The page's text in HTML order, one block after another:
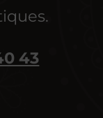
43